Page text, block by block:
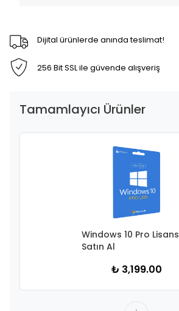
Dijital ürünlerde anında teslimat!
256 Bit SSL ile güvende alışveriş
Tamamlayıcı Ürünler
Windows 10 Pro Lisans
Satın Al
₺ 3,199.00